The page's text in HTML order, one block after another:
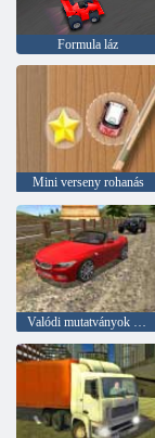
Formula láz
Mini verseny rohanás
Valódi mutatványok Drift autó vezetés 3d